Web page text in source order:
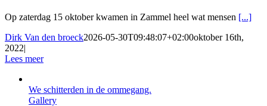
Op zaterdag 15 oktober kwamen in Zammel heel wat mensen [...]
Dirk Van den broeck2026-05-30T09:48:07+02:00oktober 16th,
2022|
Lees meer
We schitterden in de ommegang.
Gallery